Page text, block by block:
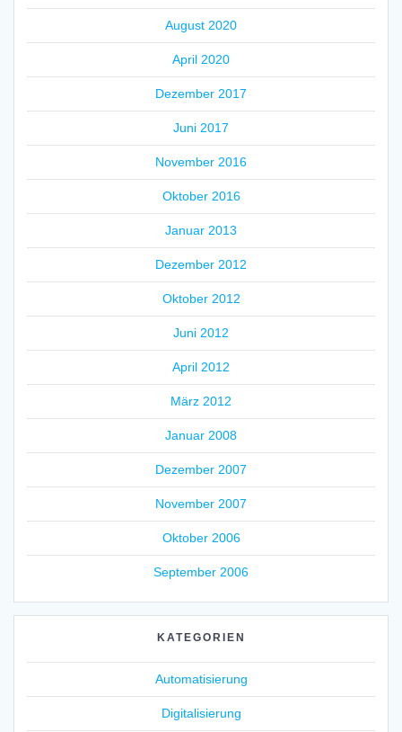
August 2020
April 2020
Dezember 2017
Juni 2017
November 2016
Oktober 2016
Januar 2013
Dezember 2012
Oktober 2012
Juni 2012
April 2012
März 2012
Januar 2008
Dezember 2007
November 2007
Oktober 2006
September 2006
KATEGORIEN
Automatisierung
Digitalisierung